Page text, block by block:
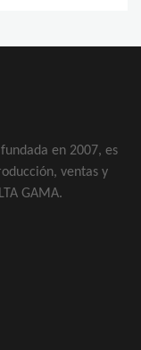
en 2007, es
ventas y
GAMA.